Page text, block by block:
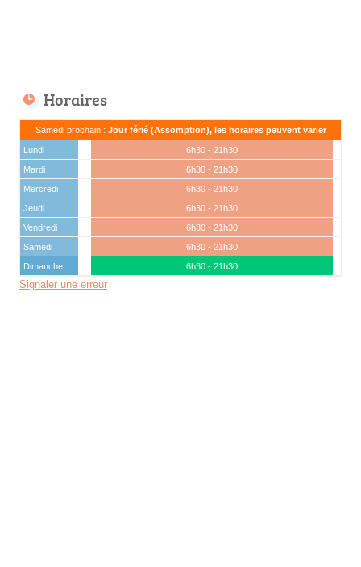
Horaires
Samedi prochain : Jour férié (Assomption), les horaires peuvent varier
Lundi
6h30 - 21h30
Mardi
6h30 - 21h30
Mercredi
6h30 - 21h30
Jeudi
6h30 - 21h30
Vendredi
6h30 - 21h30
Samedi
6h30 - 21h30
Dimanche
6h30 - 21h30
Signaler une erreur